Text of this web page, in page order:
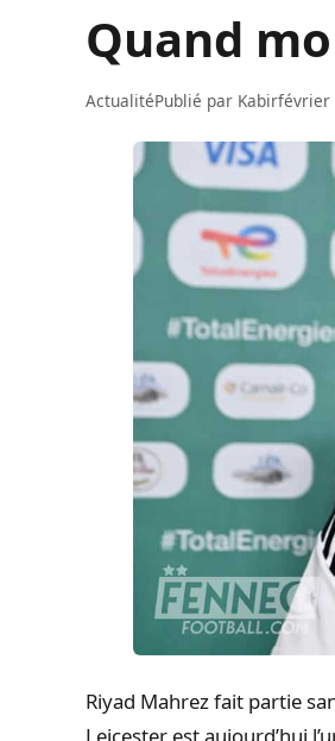
Quand
ActualitéPublié par Kabirfévrier
Riyad Mahrezfait partie